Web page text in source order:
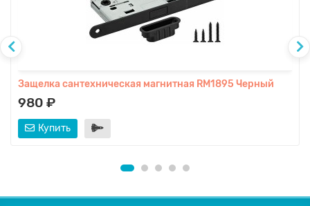
Защелка сантехническая магнитная RM1895 Черный
980 ₽
Купить